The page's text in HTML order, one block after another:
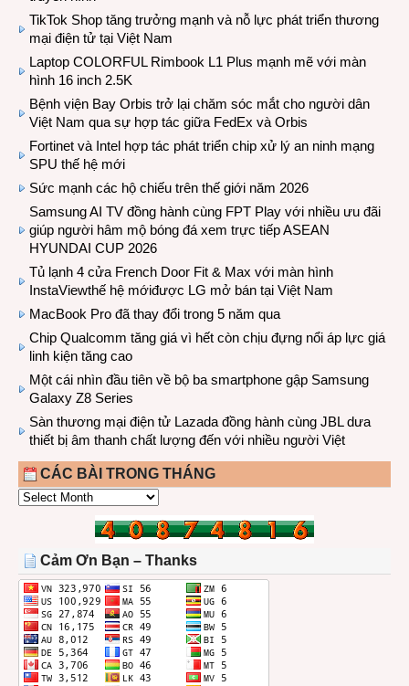
TikTok Shop tăng trưởng mạnh và nỗ lực phát triển thương
mại điện tử tại Việt Nam
Laptop COLORFUL Rimbook L1 Plus mạnh mẽ với màn
hình 16 inch 2.5K
Bệnh viện Bay Orbis trở lại chăm sóc mắt cho người dân
Việt Nam qua sự hợp tác giữa FedEx và Orbis
Fortinet và Intel hợp tác phát triển chip xử lý an ninh mạng
SPU thế hệ mới
Sức mạnh các hộ chiếu trên thế giới năm 2026
Samsung AI TV đồng hành cùng FPT Play với nhiều ưu đãi
giúp người hâm mộ bóng đá xem trực tiếp ASEAN
HYUNDAI CUP 2026
Tủ lạnh 4 cửa French Door Fit & Max với màn hình
InstaViewthế hệ mớiđược LG mở bán tại Việt Nam
MacBook Pro đã thay đổi trong 5 năm qua
Chip Qualcomm tăng giá vì hết còn chịu đựng nổi áp lực giá
linh kiện tăng cao
Một cái nhìn đầu tiên về bộ ba smartphone gập Samsung
Galaxy Z8 Series
Sàn thương mại điện tử Lazada đồng hành cùng JBL dưa
thiết bị âm thanh chất lượng đến với nhiều người Việt
CÁC BÀI TRONG THÁNG
CÁC
THÁNG
Cảm Ơn Bạn – Thanks